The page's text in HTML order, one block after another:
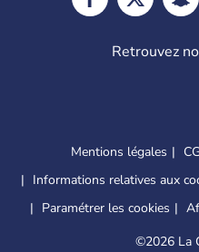
Retrouvez
Mentions légales
Informations relatives aux
Paramétrer les cookies
©2026 La